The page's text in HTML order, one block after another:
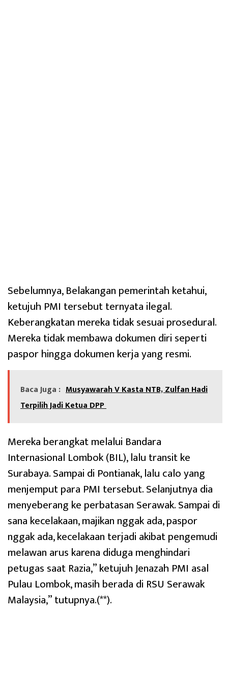
Sebelumnya, Belakangan pemerintah ketahui,
ketujuh PMI tersebut ternyata ilegal.
Keberangkatan mereka tidak sesuai prosedural.
Mereka tidak membawa dokumen diri seperti
paspor hingga dokumen kerja yang resmi.
Baca Juga : Musyawarah V Kasta NTB, Zulfan Hadi
Terpilih Jadi Ketua DPP
Mereka berangkat melalui Bandara
Internasional Lombok (BIL), lalu transit ke
Surabaya. Sampai di Pontianak, lalu calo yang
menjemput para PMI tersebut. Selanjutnya dia
menyeberang ke perbatasan Serawak. Sampai di
sana kecelakaan, majikan nggak ada, paspor
nggak ada, kecelakaan terjadi akibat pengemudi
melawan arus karena diduga menghindari
petugas saat Razia,” ketujuh Jenazah PMI asal
Pulau Lombok, masih berada di RSU Serawak
Malaysia,” tutupnya.(**).